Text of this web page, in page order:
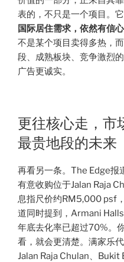
表的，不只是一个项目。
国际居住需求，依然有信心
不是某个项目卖得多热，
段、成熟板块、竞争激烈
广告更诚实。
更往核心走，市
最贵地段的未来
再看另一条。The Edge报
有意收购位于Jalan Raja
息指尺价约RM5,000 psf
道同时提到，Armani
年底去化率已超过70%。
看，就会更清楚。满家乐
Jalan Raja Chulan、